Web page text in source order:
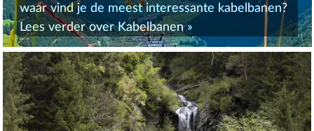
waar vind je de meest interessante kabelbanen?
Lees verder overKabelbanen»